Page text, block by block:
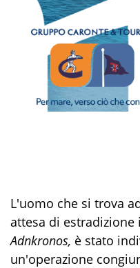
L'uomo che si trova
attesa di
Adnkronos, è stato
un'operazione